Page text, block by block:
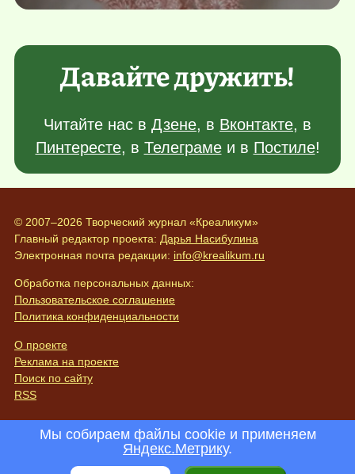
Давайте дружить!
Читайте нас в Дзене, в Вконтакте, в
Пинтересте, в Телеграмеи в Постиле!
© 2007–2026 Творческий журнал «Креаликум»
Главный редактор проекта: Дарья Насибулина
Электронная почта редакции: info@krealikum.ru
Обработка персональных данных:
Пользовательское соглашение
Политика конфиденциальности
О проекте
Реклама на проекте
Поиск по сайту
RSS
Мы собираем файлы cookie и применяем
Яндекс.Метрику.